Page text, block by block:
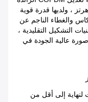
النطاق الضيق النسبي 6 ميجا هرتز ، ولديها قدرة قوية
والغطاء الناجم عن
التشكيل التقليدية ،
عالية الجودة في
لنهاية إلى أقل من